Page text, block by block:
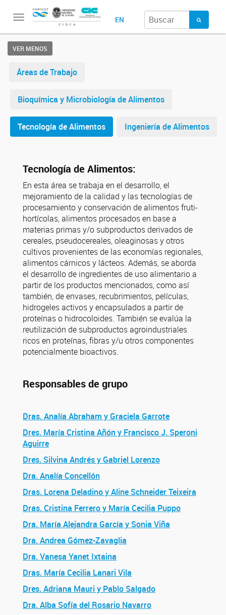
Toggle
EN
VER MENOS
Áreas de Trabajo
Bioquímica y Microbiología de Alimentos
Tecnología de Alimentos Ingeniería de Alimentos
Tecnología de Alimentos:
En esta área se trabaja en el desarrollo, el
mejoramiento de la calidad y las tecnologías de
procesamiento y conservación de alimentos fruti-
hortícolas, alimentos procesados en base a
materias primas y/o subproductos derivados de
cereales, pseudocereales, oleaginosas y otros
cultivos provenientes de las economías regionales,
alimentos cárnicos y lácteos. Además, se aborda
el desarrollo de ingredientes de uso alimentario a
partir de los productos mencionados, como así
también, de envases, recubrimientos, películas,
hidrogeles activos y encapsulados a partir de
proteínas o hidrocoloides. También se evalúa la
reutilización de subproductos agroindustriales
ricos en proteínas, fibras y/u otros componentes
potencialmente bioactivos.
Responsables de grupo
Dras. Analía Abraham y Graciela Garrote
Dres. María Cristina Añón y Francisco J. Speroni
Aguirre
Dres. Silvina Andrés y Gabriel Lorenzo
Dra. Analía Concellón
Dras. Lorena Deladino y Aline Schneider Teixeira
Dras. Cristina Ferrero y María Cecilia Puppo
Dra. María Alejandra García y Sonia Viña
Dra. Andrea Gómez-Zavaglia
Dra. Vanesa Yanet Ixtaina
Dras. María Cecilia Lanari Vila
Dres. Adriana Mauri y Pablo Salgado
Dra. Alba Sofía del Rosario Navarro